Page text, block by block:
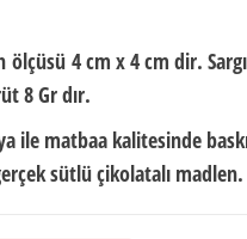
ölçüsü 4 cm x 4 cm dir.
8 Grdır.
ile matbaa kalitesinde
sütlü çikolatalı madlen.